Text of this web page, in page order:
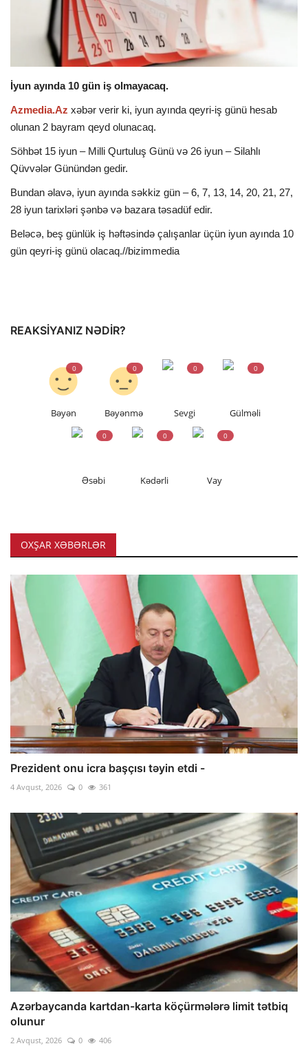
İDMAN
DÜNYA
SAĞLAMLIQ
ŞOU BİZNES
MÜSAHİBƏ
İKT
İyun ayında 10 gün iş olmayacaq.
Azmedia.Az xəbər verir ki, iyun ayında qeyri-iş günü hesab
olunan 2 bayram qeyd olunacaq.
Söhbət 15 iyun – Milli Qurtuluş Günü və 26 iyun – Silahlı
Qüvvələr Günündən gedir.
Bundan əlavə, iyun ayında səkkiz gün – 6, 7, 13, 14, 20, 21, 27,
28 iyun tarixləri şənbə və bazara təsadüf edir.
Beləcə, beş günlük iş həftəsində çalışanlar üçün iyun ayında 10
gün qeyri-iş günü olacaq.//bizimmedia
REAKSIYANIZ NƏDIR?
Bəyən
0
Bəyənmə
0
Sevgi
0
Gülməli
0
Əsəbi
0
Kədərli
0
Vay
0
OXŞAR XƏBƏRLƏR
Prezident onu icra başçısı təyin etdi -
4 Avqust, 2026 0 361
Azərbaycanda kartdan-karta köçürmələrə limit tətbiq
olunur
2 Avqust, 2026 0 406